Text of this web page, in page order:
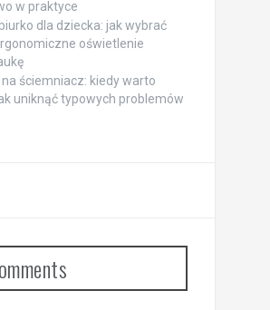
w praktyce
dla dziecka: jak wybrać
oświetlenie
ściemniacz: kiedy warto
uniknąć typowych problemów